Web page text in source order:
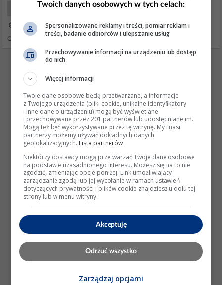
Forum Budowlane
30 Lip 2012 17:47
Odpowiedzi: 36 Wyświetleń: 13398
Twoich danych osobowych w tych celach:
Spersonalizowane reklamy i treści, pomiar reklam i
treści, badanie odbiorców i ulepszanie usług
Przechowywanie informacji na urządzeniu lub dostęp
do nich
Więcej informacji
Twoje dane osobowe będą przetwarzane, a informacje
z Twojego urządzenia (pliki cookie, unikalne identyfikatory
i inne dane o urządzeniu) mogą być wyświetlane
i przechowywane przez 201 partnerów lub udostępniane im.
Mogą też być wykorzystywane przez tę witrynę. My i nasi
partnerzy możemy używać dokładnych danych
geolokalizacyjnych. Lista partnerów
Niektórzy dostawcy mogą przetwarzać Twoje dane osobowe
na podstawie uzasadnionego interesu. Możesz się na to nie
zgodzić, zmieniając opcje poniżej. Link umożliwiający
zarządzanie zgodą lub jej wycofanie w ramach ustawień
dotyczących prywatności i plików cookie znajdziesz u dołu tej
strony lub w menu witryny.
Akceptuję
Odrzuć wszystko
Zarządzaj opcjami